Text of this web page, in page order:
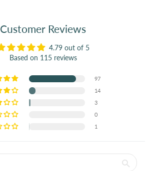
Customer Reviews
4.79 out of 5
Based on 115 reviews
97
14
3
0
1